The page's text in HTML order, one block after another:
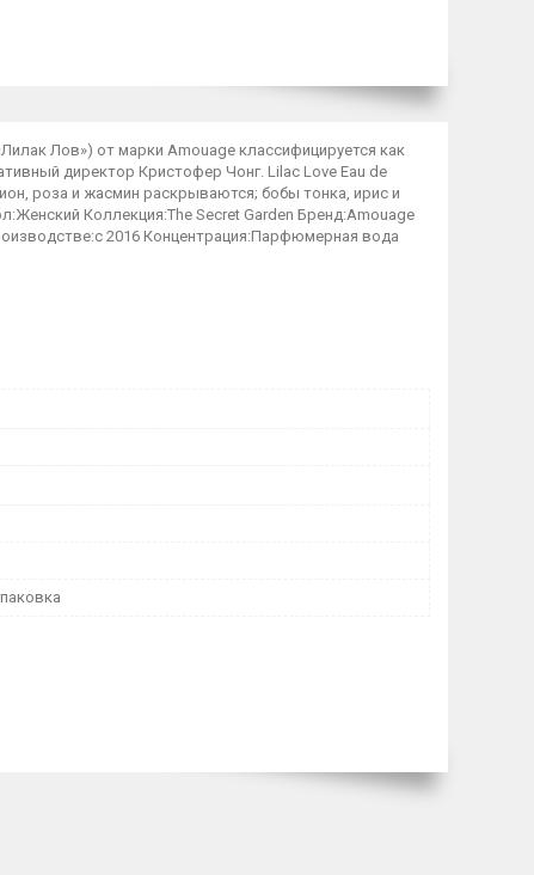
Лов») от марки Amouage классифицируется как
директор Кристофер Чонг. Lilac Love Eau de
роза и жасмин раскрываются; бобы тонка, ирис и
Коллекция:The Secret Garden Бренд:Amouage
2016 Концентрация:Парфюмерная вода